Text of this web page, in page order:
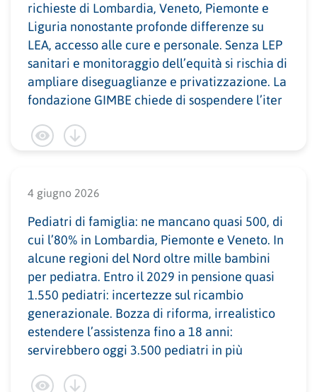
richieste di Lombardia, Veneto, Piemonte e
Liguria nonostante profonde differenze su
LEA, accesso alle cure e personale. Senza LEP
sanitari e monitoraggio dell’equità si rischia di
ampliare diseguaglianze e privatizzazione. La
fondazione GIMBE chiede di sospendere l’iter
4 giugno 2026
Pediatri di famiglia: ne mancano quasi 500, di
cui l’80% in Lombardia, Piemonte e Veneto. In
alcune regioni del Nord oltre mille bambini
per pediatra. Entro il 2029 in pensione quasi
1.550 pediatri: incertezze sul ricambio
generazionale. Bozza di riforma, irrealistico
estendere l’assistenza fino a 18 anni:
servirebbero oggi 3.500 pediatri in più